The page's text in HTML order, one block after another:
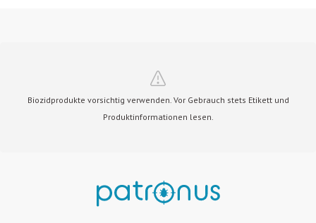
Biozidprodukte vorsichtig verwenden. Vor Gebrauch stets Etikett und
Produktinformationen lesen.